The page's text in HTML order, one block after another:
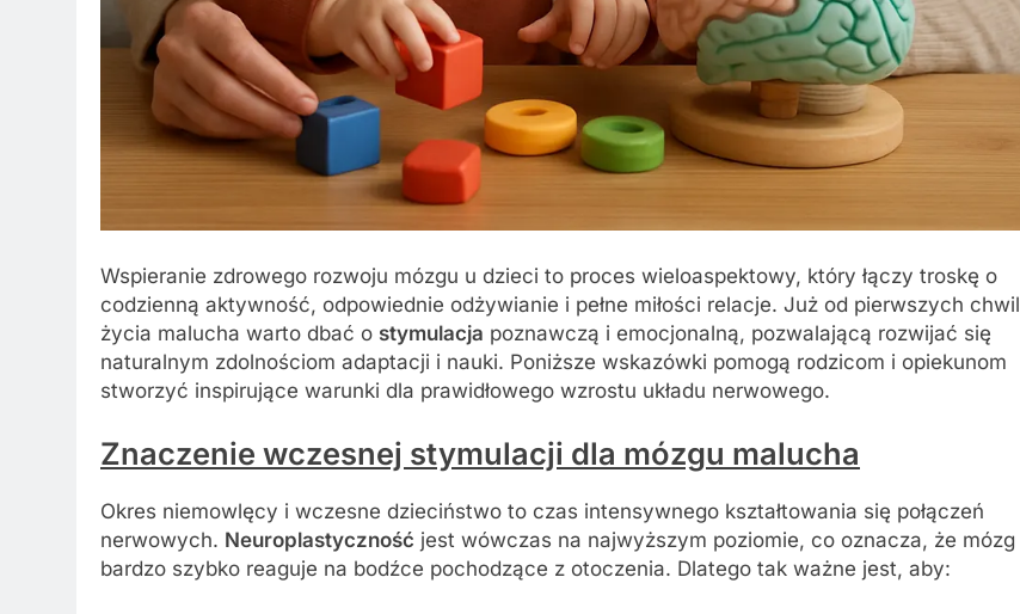
Wspieranie zdrowego rozwoju mózgu u dzieci to proces wieloaspektowy, który łączy troskę o
codzienną aktywność, odpowiednie odżywianie i pełne miłości relacje. Już od pierwszych chwil
życia malucha warto dbać o stymulacja poznawczą i emocjonalną, pozwalającą rozwijać się
naturalnym zdolnościom adaptacji i nauki. Poniższe wskazówki pomogą rodzicom i opiekunom
stworzyć inspirujące warunki dla prawidłowego wzrostu układu nerwowego.
Znaczenie wczesnej stymulacji dla mózgu malucha
Okres niemowlęcy i wczesne dzieciństwo to czas intensywnego kształtowania się połączeń
nerwowych. Neuroplastyczność jest wówczas na najwyższym poziomie, co oznacza, że mózg
bardzo szybko reaguje na bodźce pochodzące z otoczenia. Dlatego tak ważne jest, aby: